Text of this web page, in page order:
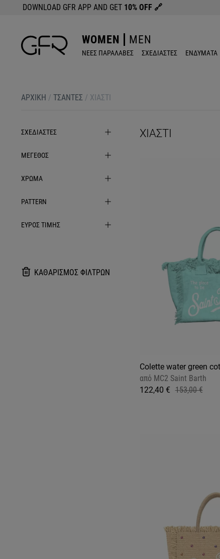
DOWNLOAD GFR APP AND GET 10% OFF 🔗
WOMEN MEN
ΝΕΕΣ ΠΑΡΑΛΑΒΕΣ ΣΧΕΔΙΑΣΤΕΣ ΕΝΔΥΜΑΤΑ
ΑΡΧΙΚΉ / ΤΣΑΝΤΕΣ / ΧΙΑΣΤΙ
ΣΧΕΔΙΑΣΤΕΣ
ΜΕΓΕΘΟΣ
ΧΡΩΜΑ
PATTERN
ΕΥΡΟΣ ΤΙΜΗΣ
ΚΑΘΑΡΙΣΜΟΣ ΦΙΛΤΡΩΝ
ΧΙΑΣΤΙ
Colette water green
από MC2 Saint Barth
122,40 € 153,00 €